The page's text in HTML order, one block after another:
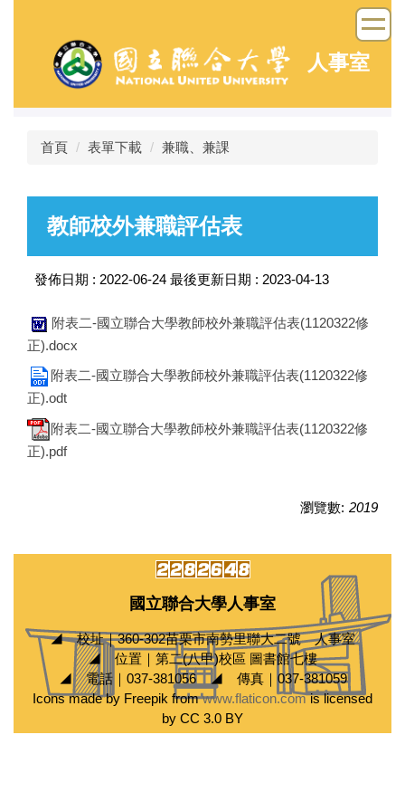
容
人事室
首頁 表單下載 兼職、兼課
教師校外兼職評估表
發佈日期 : 2022-06-24 最後更新日期 : 2023-04-13
附表二-國立聯合大學教師校外兼職評估表(1120322修
正).docx
附表二-國立聯合大學教師校外兼職評估表(1120322修
正).odt
附表二-國立聯合大學教師校外兼職評估表(1120322修
正).pdf
瀏覽數: 2019
國立聯合大學人事室
◢ 校址｜360-302苗栗市南勢里聯大二號 人事室
◢ 位置｜第二(八甲)校區 圖書館七樓
◢ 電話｜037-381056 ◢ 傳真｜037-381059
Icons made by Freepik fromwww.flaticon.comis licensed
by CC 3.0 BY